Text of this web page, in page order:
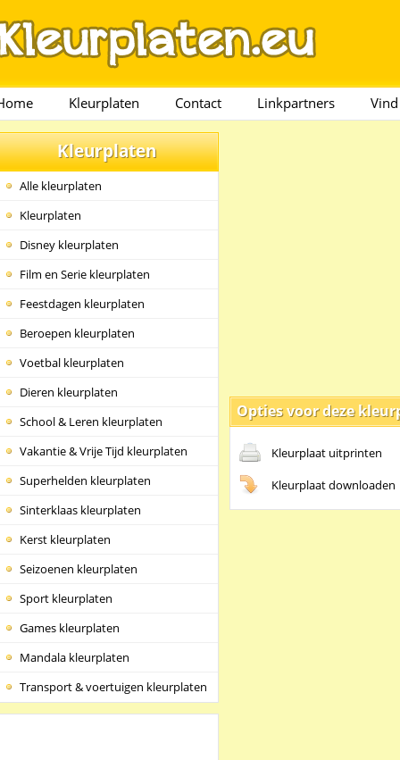
Kleurplaten Contact Linkpartners
Kleurplaten
Alle kleurplaten
Kleurplaten
Disney kleurplaten
Film en Serie kleurplaten
Feestdagen kleurplaten
Beroepen kleurplaten
Voetbal kleurplaten
Dieren kleurplaten
School & Leren kleurplaten
Vakantie & Vrije Tijd kleurplaten
Superhelden kleurplaten
Sinterklaas kleurplaten
Kerst kleurplaten
Seizoenen kleurplaten
Sport kleurplaten
Games kleurplaten
Mandala kleurplaten
Transport & voertuigen kleurplaten
Opties voor deze
Kleurplaat uitprinten
Kleurplaat downloaden